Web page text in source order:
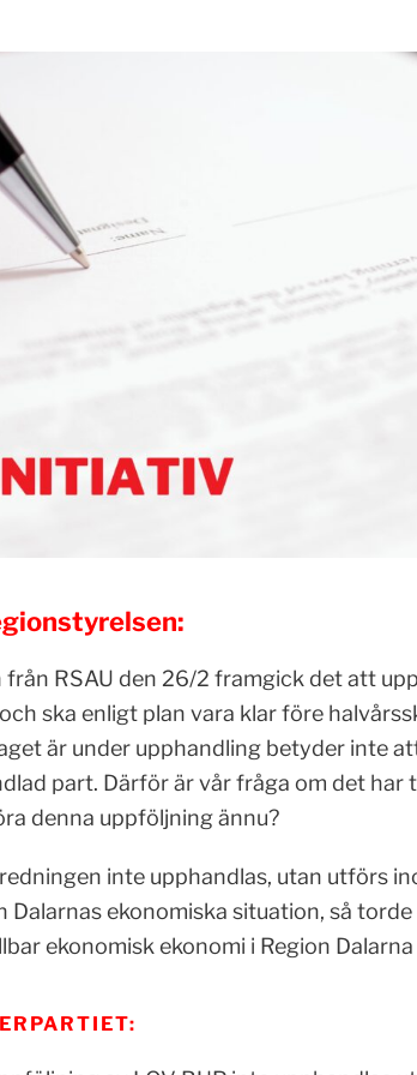
RSAU den 26/2 framgick det att
ska enligt plan vara klar före
är under upphandling betyder inte
part. Därför är vår fråga om det har
denna uppföljning ännu?
inte upphandlas, utan utförs
Dalarnas ekonomiska situation, så
ekonomisk ekonomi i Region Dalarna